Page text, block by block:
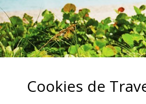
Cookies de